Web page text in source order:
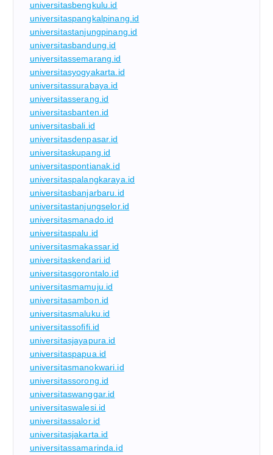
universitasbengkulu.id
universitaspangkalpinang.id
universitastanjungpinang.id
universitasbandung.id
universitassemarang.id
universitasyogyakarta.id
universitassurabaya.id
universitasserang.id
universitasbanten.id
universitasbali.id
universitasdenpasar.id
universitaskupang.id
universitaspontianak.id
universitaspalangkaraya.id
universitasbanjarbaru.id
universitastanjungselor.id
universitasmanado.id
universitaspalu.id
universitasmakassar.id
universitaskendari.id
universitasgorontalo.id
universitasmamuju.id
universitasambon.id
universitasmaluku.id
universitassofifi.id
universitasjayapura.id
universitaspapua.id
universitasmanokwari.id
universitassorong.id
universitaswanggar.id
universitaswalesi.id
universitassalor.id
universitasjakarta.id
universitassamarinda.id